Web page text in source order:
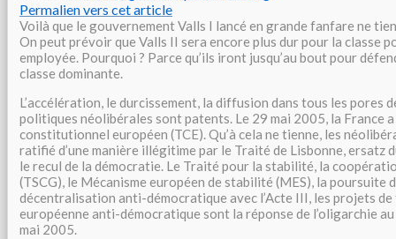
Permalien vers cet article
Voilà que le gouvernement Valls I lancé en grande fanfare ne
On peut prévoir que Valls II sera encore plus dur pour la classe
employée. Pourquoi ? Parce qu’ils iront jusqu’au bout pour
classe dominante.
L’accélération, le durcissement, la diffusion dans tous les pores
politiques néolibérales sont patents. Le 29 mai 2005, la France
constitutionnel européen (TCE). Qu’à cela ne tienne, les
ratifié d’une manière illégitime par le Traité de Lisbonne, ersatz
le recul de la démocratie. Le Traité pour la stabilité, la
(TSCG), le Mécanisme européen de stabilité (MES), la poursuite
décentralisation anti-démocratique avec l’Acte III, les projets
européenne anti-démocratique sont la réponse de l’oligarchie
mai 2005.